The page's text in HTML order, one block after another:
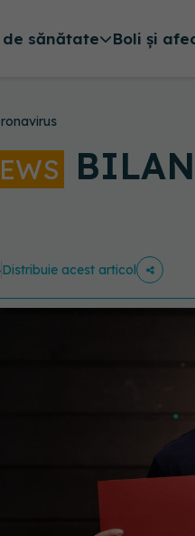
de sănătate Boli și
Distribuie acest articol